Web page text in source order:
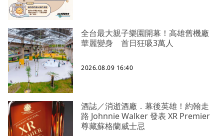
全台最大親子樂園開幕！高雄舊機廠
華麗變身 首日狂吸3萬人
2026.08.09 16:40
酒誌／消逝酒廠．幕後英雄！約翰走
路 Johnnie Walker 發表 XR Premier
尊藏蘇格蘭威士忌